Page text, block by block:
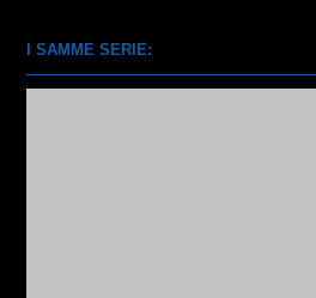
I SAMME SERIE: